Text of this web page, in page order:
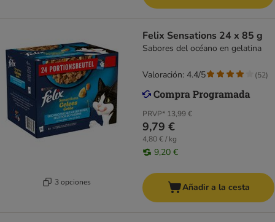
3 opciones
Felix Sensations 24 x 85 g
Sabores del océano en gelatina
PRVP* 13,99 €
9,79 €
4,80 € / kg
9,20 €
Valoración: 4.4/5 (52)
Añadir a la cesta